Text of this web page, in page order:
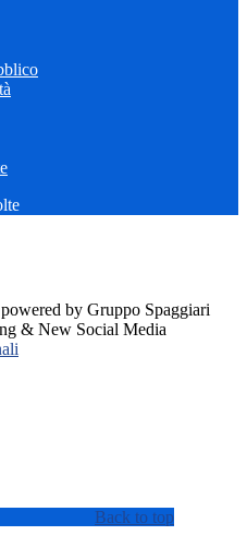
by Gruppo Spaggiari
& New Social Media
Back to top